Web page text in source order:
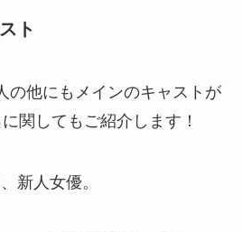
ト
の他にもメインのキャストが
関してもご紹介します！
新人女優。